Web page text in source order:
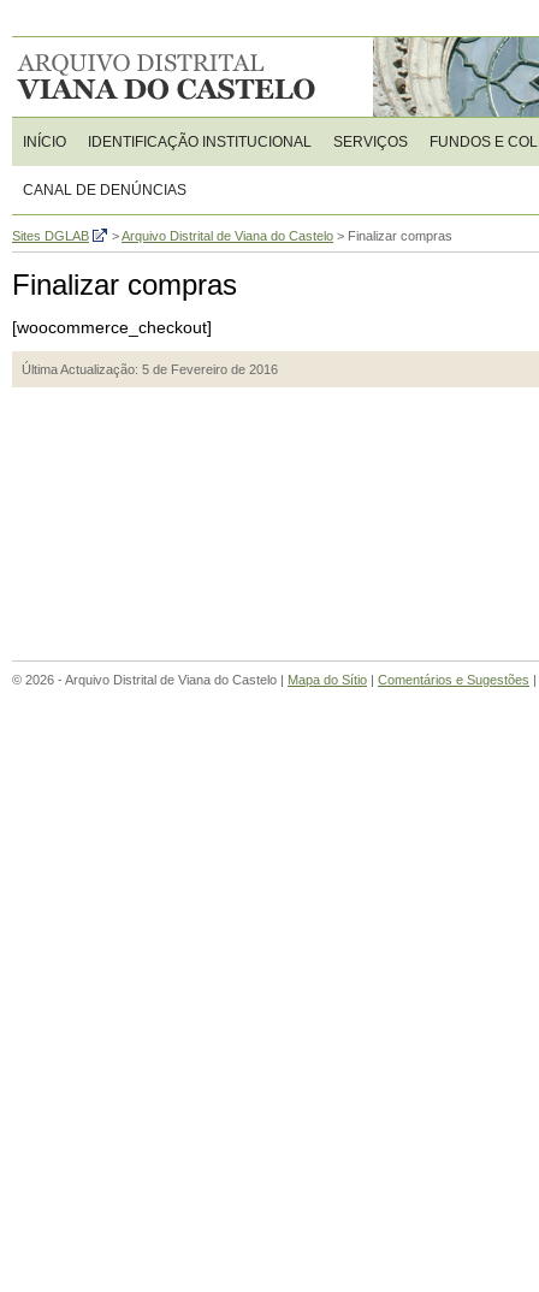
INÍCIO IDENTIFICAÇÃO INSTITUCIONAL SERVIÇOS FUNDOS E
CANAL DE DENÚNCIAS
Sites DGLAB >Arquivo Distrital de Viana do Castelo > Finalizar compras
Finalizar compras
[woocommerce_checkout]
Última Actualização: 5 de Fevereiro de 2016
© 2026 - Arquivo Distrital de Viana do Castelo | Mapa do Sítio | Comentários e Sugestões |